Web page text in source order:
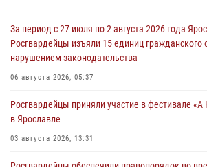
За период с 27 июля по 2 августа 2026 года
Росгвардейцы изъяли 15 единиц гражданского
нарушением законодательства
06 августа 2026, 05:37
Росгвардейцы приняли участие в фестивале «А
в Ярославле
03 августа 2026, 13:31